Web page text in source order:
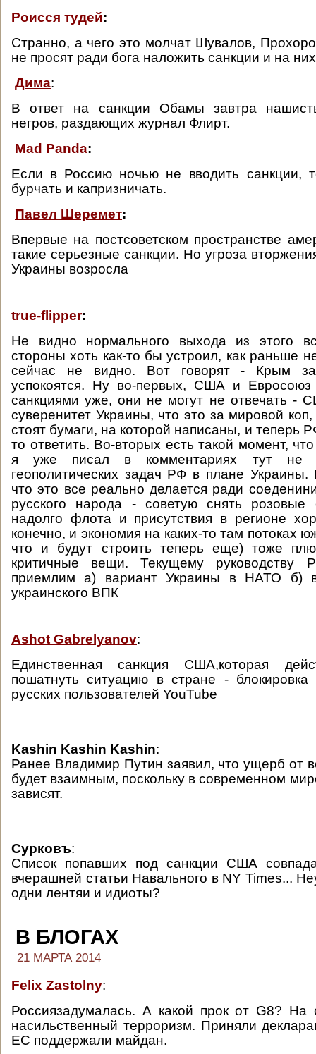
Роисся тудей:
Странно, а чего это молчат Шувалов,
не просят ради бога наложить санкции и на
Дима:
В ответ на санкции Обамы завтра
негров, раздающих журнал Флирт.
Mad Panda:
Если в Россию ночью не вводить санкции,
бурчать и капризничать.
Павел Шеремет:
Впервые на постсоветском пространстве
такие серьезные санкции. Но угроза
Украины возросла
true-flipper:
Не видно нормального выхода из этого
стороны хоть как-то бы устроил, как раньше
сейчас не видно. Вот говорят - Крым
успокоятся. Ну во-первых, США и
санкциями уже, они не могут не отвечать -
суверенитет Украины, что это за мировой
стоят бумаги, на которой написаны, и теперь
то ответить. Во-вторых есть такой момент,
я уже писал в комментариях тут не
геополитических задач РФ в плане Украины.
что это все реально делается ради
русского народа - советую снять розовые
надолго флота и присутствия в регионе
конечно, и экономия на каких-то там потоках
что и будут строить теперь еще) тоже
критичные вещи. Текущему руководству
приемлим а) вариант Украины в НАТО б)
украинского ВПК
Ashot Gabrelyanov:
Единственная санкция США,которая
пошатнуть ситуацию в стране -
русских пользователей YouTube
Kashin Kashin Kashin:
Ранее Владимир Путин заявил, что ущерб от
будет взаимным, поскольку в современном
зависят.
Сурковъ:
Список попавших под санкции США
вчерашней статьи Навального в NY Times...
одни лентяи и идиоты?
В БЛОГАХ
21 МАРТА 2014
Felix Zastolny:
Россиязадумалась. А какой прок от G8? На
насильственный терроризм. Приняли
ЕС поддержали майдан.